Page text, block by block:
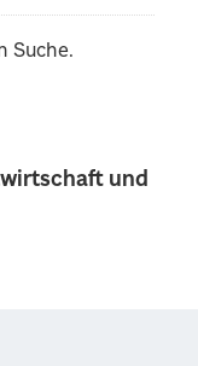
und
Suche.